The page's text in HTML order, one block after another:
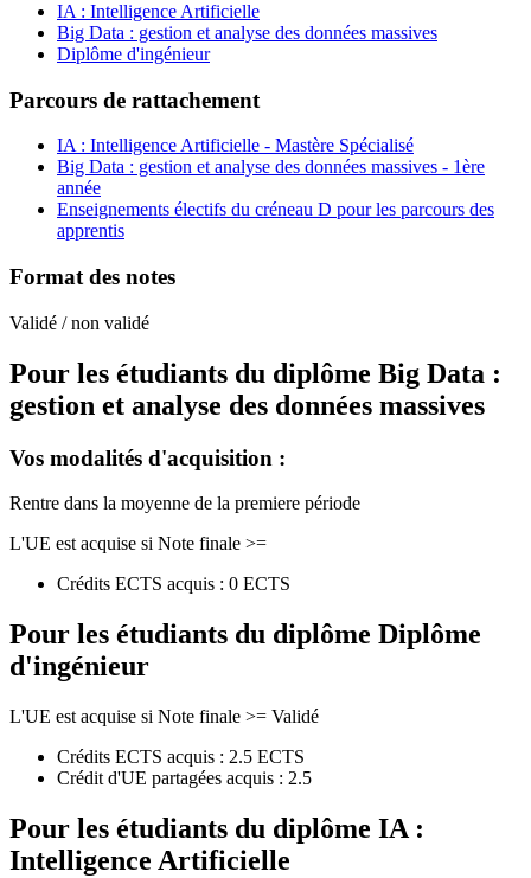
IA : Intelligence Artificielle
Big Data : gestion et analyse des données massives
Diplôme d'ingénieur
Parcours de rattachement
IA : Intelligence Artificielle - Mastère Spécialisé
Big Data : gestion et analyse des données massives - 1ère
année
Enseignements électifs du créneau D pour les parcours des
apprentis
Format des notes
Validé / non validé
Pour les étudiants du diplôme Big Data :
gestion et analyse des données massives
Vos modalités d'acquisition :
Rentre dans la moyenne de la premiere période
L'UE est acquise si Note finale >=
Crédits ECTS acquis : 0 ECTS
Pour les étudiants du diplôme Diplôme
d'ingénieur
L'UE est acquise si Note finale >= Validé
Crédits ECTS acquis : 2.5 ECTS
Crédit d'UE partagées acquis : 2.5
Pour les étudiants du diplôme IA :
Intelligence Artificielle